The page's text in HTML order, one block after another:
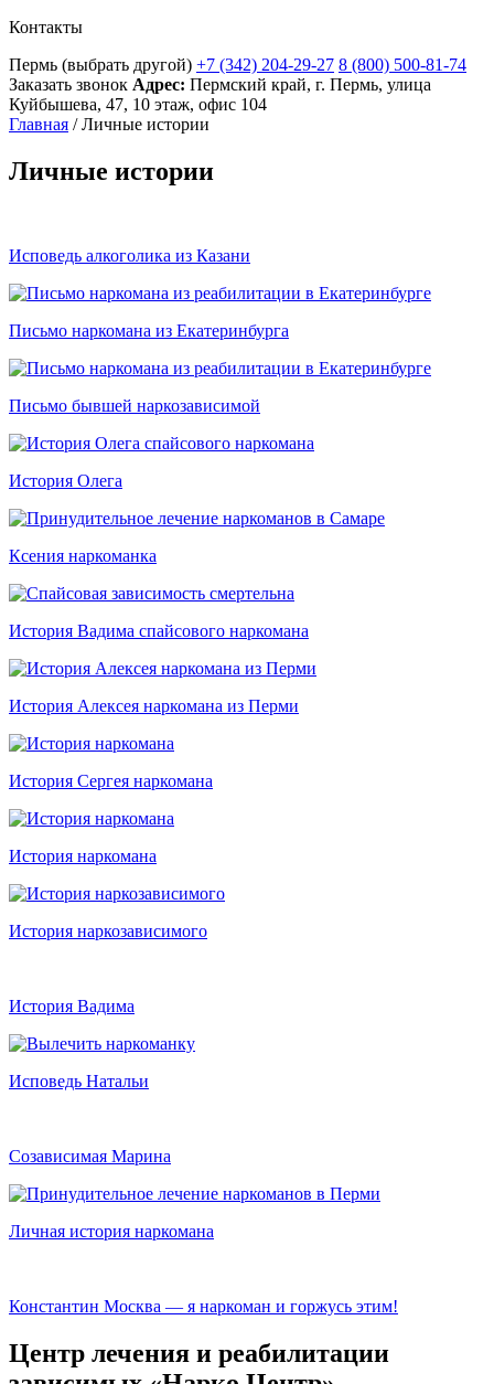
Контакты
Пермь (выбрать другой) +7 (342) 204-29-27 8 (800) 500-81-74
Заказать звонок Адрес: Пермский край, г. Пермь, улица
Куйбышева, 47, 10 этаж, офис 104
Главная /Личные истории
Личные истории
Исповедь алкоголика из Казани
Письмо наркомана из Екатеринбурга
Письмо бывшей наркозависимой
История Олега
Ксения наркоманка
История Вадима спайсового наркомана
История Алексея наркомана из Перми
История Сергея наркомана
История наркомана
История наркозависимого
История Вадима
Исповедь Натальи
Созависимая Марина
Личная история наркомана
Константин Москва — я наркоман и горжусь этим!
Центр лечения и реабилитации